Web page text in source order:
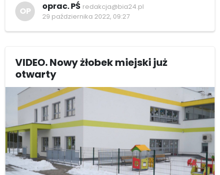
OP oprac. PŚ redakcja@bia24.pl
29 października 2022, 09:27
VIDEO. Nowy żłobek miejski już
otwarty